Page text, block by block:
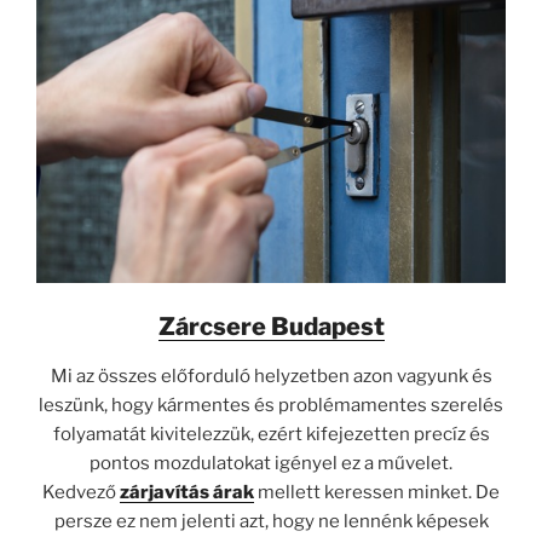
Zárcsere Budapest
Mi az összes előforduló helyzetben azon vagyunk és
leszünk, hogy kármentes és problémamentes szerelés
folyamatát kivitelezzük, ezért kifejezetten precíz és
pontos mozdulatokat igényel ez a művelet.
Kedvezőzárjavítás árak mellett keressen minket. De
persze ez nem jelenti azt, hogy ne lennénk képesek